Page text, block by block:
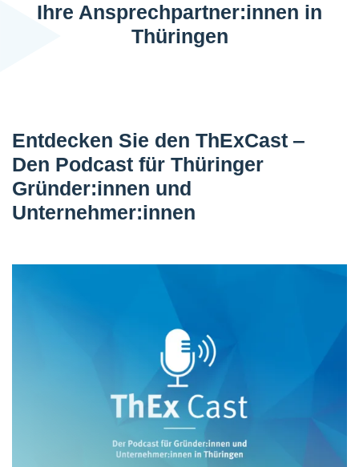
Ihre Ansprechpartner:innen in
Thüringen
Entdecken Sie den ThExCast ‒
Den Podcast für Thüringer
Gründer:innen und
Unternehmer:innen